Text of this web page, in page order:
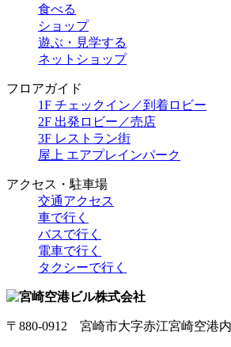
食べる
ショップ
遊ぶ・見学する
ネットショップ
フロアガイド
1F チェックイン／到着ロビー
2F 出発ロビー／売店
3F レストラン街
屋上 エアプレインパーク
アクセス・駐車場
交通アクセス
車で行く
バスで行く
電車で行く
タクシーで行く
〒880-0912 宮崎市大字赤江宮崎空港内